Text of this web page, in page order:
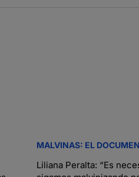
MALVINAS: EL
Liliana Peralta: “Es